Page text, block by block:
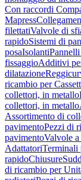
Con raccordi
Mapress
filettatiValvole di
rapidoSistemi di
posaIsolanti
fissaggioAdditivi
dilatazione
ricambio per
collettori, in metallo
collettori, in metallo
Assortimento di
pavimentoPezzi di
pavimentoValvole a
AdattatoriTerminali
rapidoChiusure
di ricambio per